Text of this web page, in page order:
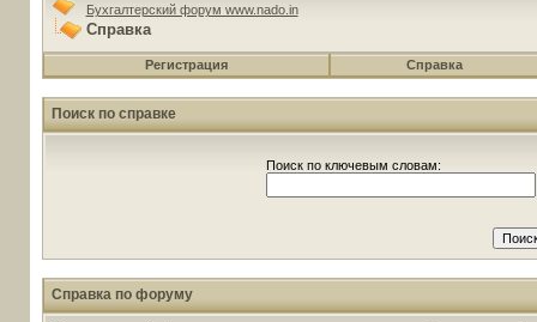
Бухгалтерский форум www.nado.in
Справка
Регистрация Справка
Поиск по справке
Поиск по ключевым словам:
Справка по форуму